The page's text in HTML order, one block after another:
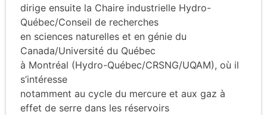
dirige ensuite la Chaire industrielle Hydro-
Québec/Conseil de recherches
en sciences naturelles et en génie du
Canada/Université du Québec
à Montréal (Hydro-Québec/CRSNG/UQAM), où il
s’intéresse
notamment au cycle du mercure et aux gaz à
effet de serre dans les réservoirs